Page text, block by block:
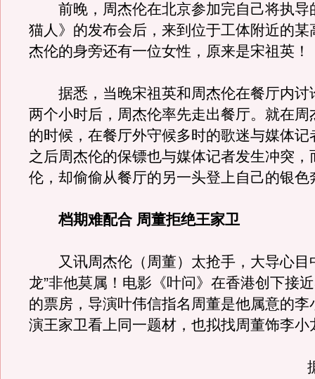
前晚，周杰伦在北京参加完自己将执导
猫人》的发布会后，来到位于工体附近的某
杰伦的身旁还有一位女性，原来是宋祖英！
据悉，当晚宋祖英和周杰伦在餐厅内讨
两个小时后，周杰伦率先走出餐厅。就在周
的时候，在餐厅外守候多时的歌迷与媒体记
之后周杰伦的保镖也与媒体记者发生冲突，
伦，却偷偷从餐厅的另一头登上自己的银色
档期难配合 周董拒绝王家卫
又讯周杰伦（周董）太抢手，大导心目
龙”非他莫属！电影《叶问》在香港创下接
的票房，导演叶伟信指名周董是他属意的李
演王家卫看上同一题材，也拟找周董饰李小
据